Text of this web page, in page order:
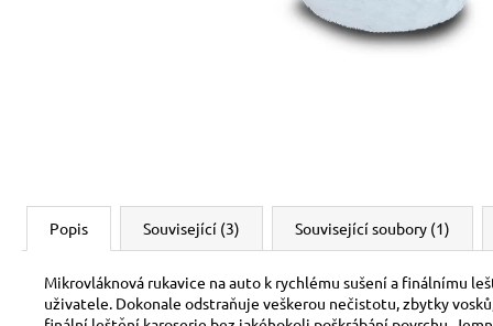
Popis Související (3) Související soubory (1)
Mikrovláknová rukavice na auto k rychlému sušení a finálnímu
uživatele. Dokonale odstraňuje veškerou nečistotu, zbytky